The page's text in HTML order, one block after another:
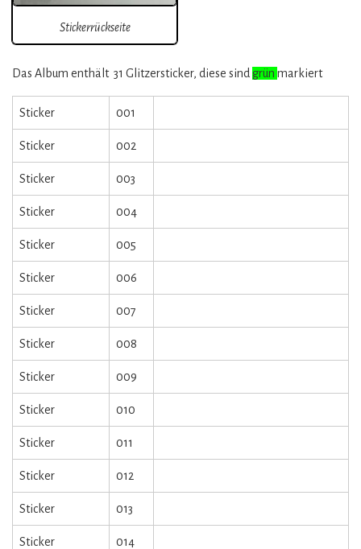
Stickerrückseite
Das Album enthält 31 Glitzersticker, diese sind grün markiert
Sticker 001
Sticker 002
Sticker 003
Sticker 004
Sticker 005
Sticker 006
Sticker 007
Sticker 008
Sticker 009
Sticker 010
Sticker 011
Sticker 012
Sticker 013
Sticker 014